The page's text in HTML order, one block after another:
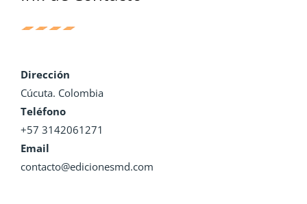
Dirección
Cúcuta. Colombia
Teléfono
+57 3142061271
Email
contacto@edicionesmd.com